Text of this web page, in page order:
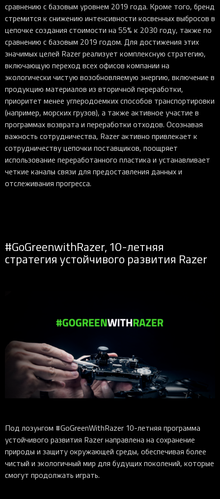
сравнению с базовым уровнем 2019 года. Кроме того, бренд
стремится к снижению интенсивности косвенных выбросов в
цепочке создания стоимости на 55% к 2030 году, также по
сравнению с базовым 2019 годом. Для достижения этих
значимых целей Razer реализует комплексную стратегию,
включающую переход всех офисов компании на
экологически чистую возобновляемую энергию, включение в
продукцию материалов из вторичной переработки,
приоритет менее углеродоемких способов транспортировки
(например, морских грузов), а также активное участие в
программах возврата и переработки отходов. Осознавая
важность сотрудничества, Razer активно привлекает к
сотрудничеству цепочки поставщиков, поощряет
использование переработанного пластика и устанавливает
четкие каналы связи для предоставления данных и
отслеживания прогресса.
#GoGreenwithRazer, 10-летняя
стратегия устойчивого развития Razer
Под лозунгом #GoGreenWithRazer 10-летняя программа
устойчивого развития Razer направлена на сохранение
природы и защиту окружающей среды, обеспечивая более
чистый и экологичный мир для будущих поколений, которые
смогут продолжать играть.